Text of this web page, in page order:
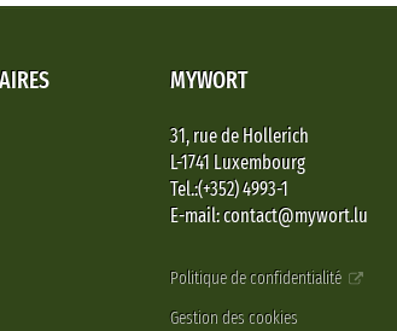
MYWORT
31, rue de Hollerich
L-1741 Luxembourg
Tel.:(+352) 4993-1
E-mail: contact@mywort.lu
Politique de confidentialité
Gestion des cookies